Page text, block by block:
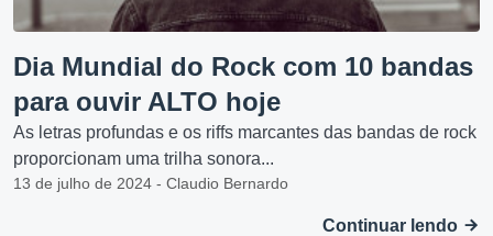
Dia Mundial do Rock com 10 bandas
para ouvir ALTO hoje
As letras profundas e os riffs marcantes das bandas de rock
proporcionam uma trilha sonora...
13 de julho de 2024 - Claudio Bernardo
Continuar lendo